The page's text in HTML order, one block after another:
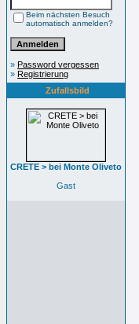
Beim nächsten Besuch
automatisch anmelden?
» Password vergessen
» Registrierung
Zufallsbild
CRETE > bei Monte Oliveto
Gast